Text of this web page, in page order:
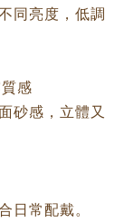
同亮度，低調
感
砂感，立體又
日常配戴。